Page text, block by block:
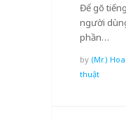
Để gõ
người
phần…
by (Mr.)
thuật